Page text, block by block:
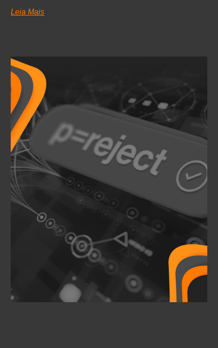
Leia Mais